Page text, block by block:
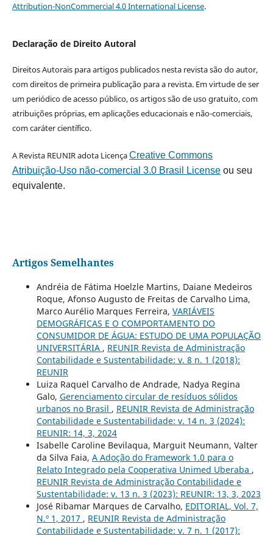
Attribution-NonCommercial 4.0 International License.
Declaração de Direito Autoral
Direitos Autorais para artigos publicados nesta revista são do autor,
com direitos de primeira publicação para a revista. Em virtude de ser
um periódico de acesso público, os artigos são de uso gratuito, com
atribuições próprias, em aplicações educacionais e não-comerciais,
com caráter científico.
A Revista REUNIR adota LicençaCreative Commons
Atribuição-Uso não-comercial 3.0 Brasil Licenseou seu
equivalente.
Artigos Semelhantes
Andréia de Fátima Hoelzle Martins, Daiane Medeiros
Roque, Afonso Augusto de Freitas de Carvalho Lima,
Marco Aurélio Marques Ferreira, VARIÁVEIS
DEMOGRÁFICAS E O COMPORTAMENTO DO
CONSUMIDOR DE ÁGUA: ESTUDO DE UMA POPULAÇÃO
UNIVERSITÁRIA , REUNIR Revista de Administração
Contabilidade e Sustentabilidade: v. 8 n. 1 (2018):
REUNIR
Luiza Raquel Carvalho de Andrade, Nadya Regina
Galo, Gerenciamento circular de resíduos sólidos
urbanos no Brasil , REUNIR Revista de Administração
Contabilidade e Sustentabilidade: v. 14 n. 3 (2024):
REUNIR: 14, 3, 2024
Isabelle Caroline Bevilaqua, Marguit Neumann, Valter
da Silva Faia, A Adoção do Framework 1.0 para o
Relato Integrado pela Cooperativa Unimed Uberaba ,
REUNIR Revista de Administração Contabilidade e
Sustentabilidade: v. 13 n. 3 (2023): REUNIR: 13, 3, 2023
José Ribamar Marques de Carvalho, EDITORIAL, Vol. 7,
N.º 1, 2017 , REUNIR Revista de Administração
Contabilidade e Sustentabilidade: v. 7 n. 1 (2017):